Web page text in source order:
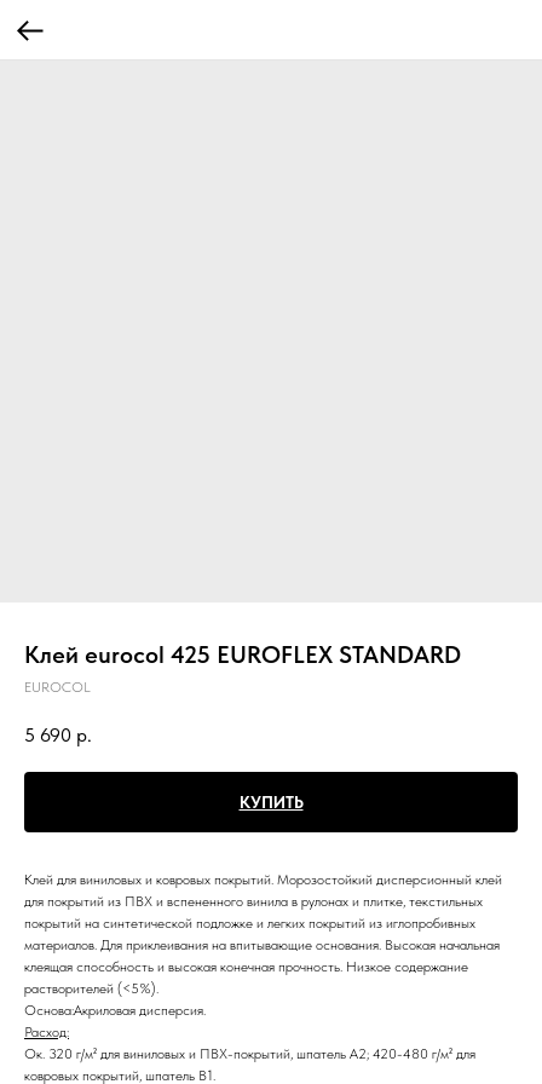
Клей eurocol 425 EUROFLEX STANDARD
EUROCOL
5 690 р.
КУПИТЬ
Клей для виниловых и ковровых покрытий. Морозостойкий дисперсионный клей
для покрытий из ПВХ и вспененного винила в рулонах и плитке, текстильных
покрытий на синтетической подложке и легких покрытий из иглопробивных
материалов. Для приклеивания на впитывающие основания. Высокая начальная
клеящая способность и высокая конечная прочность. Низкое содержание
растворителей (<5%).
Основа:Акриловая дисперсия.
Расход:
Ок. 320 г/м² для виниловых и ПВХ-покрытий, шпатель А2; 420-480 г/м² для
ковровых покрытий, шпатель В1.